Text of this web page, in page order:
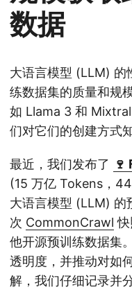
数据
大语言模型 (LLM) 的
练数据集的质量和规
如 Llama 3 和 Mixtral
们对它们的创建方式
最近，我们发布了 🍷
(15 万亿 Tokens，
大语言模型 (LLM) 的
次 CommonCrawl 快
他开源预训练数据集
透明度，并推动对如
解，我们仔细记录并